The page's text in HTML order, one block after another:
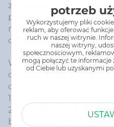
zamieszczone w
produktu. Zwróć uwagę
rodzaj zagrożenia oraz
ostrożności
W przypadku produktów
ochrony roślin w
ochrony roślin z dnia 8
1310 ze zm.) oraz
2011 nr 284 poz. 1673 ze
być umową sprzedaży
potrzeb
Wykorzystujemy pliki
reklam, aby oferować
ruch w naszej witrynie.
naszej witryny,
społecznościowym,
mogą połączyć te
od Ciebie lub uzyskanymi